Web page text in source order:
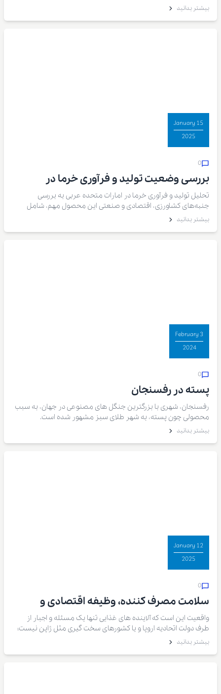
بیشتر بدانید
15 January
2025
0
بررسی وضعیت تولید و فرآوری خرما در
کشورهای امارات متحده عربی
تحلیل تولید و فرآوری خرما در امارات متحده عربی به بررسی
جنبه‌های کشاورزی، اقتصادی و صنعتی این محصول مهم، شامل
روش‌های کاشت، برداشت، فرآوری و صادرات آن می‌پردازد.
بیشتر بدانید
3 February
2024
0
پسته در رفسنجان
رفسنجان، شهری با بزرگترین جنگل های مصنوعی در جهان، به سبب
محصولی چون پسته، به شهر طلای سبز مشهور شده است.
بیشتر بدانید
12 January
2025
0
سلامت مصرف کننده، وظیفه اقتصادی و
اخلاقی تولیدکننده پسته
واقعیت این است که آلاینده های غذایی تنها یک مسئله و اجبار از
طرف دولت اتحادیه اروپا و یا کشورهای سخت گیری مثل ژاپن نیست؛
بلکه موضوعی واقعی است که به شدت میتواند سلامت انسان را به
بیشتر بدانید